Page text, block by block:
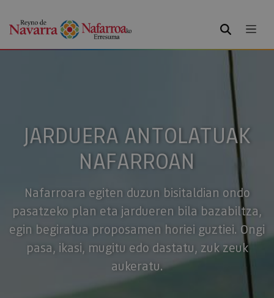
BILATU
JARDUERA ANTOLATUAK
NAFARROAN
Nafarroara egiten duzun bisitaldian ondo
pasatzeko plan eta jardueren bila bazabiltza,
egin begiratua proposamen horiei guztiei. Ongi
pasa, ikasi, mugitu edo dastatu, zuk zeuk
aukeratu.